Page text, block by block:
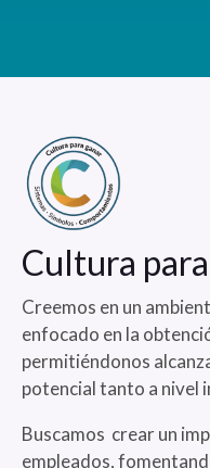
Cultura
Creemos en un
enfocado en la
permitiéndonos
potencial tanto a nivel
Buscamos crear un
empleados,